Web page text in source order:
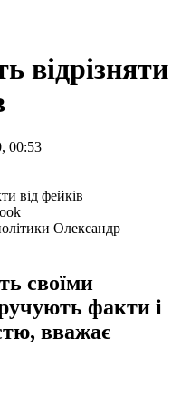
відрізняти
00:53
Олександр
своїми
факти і
вважає